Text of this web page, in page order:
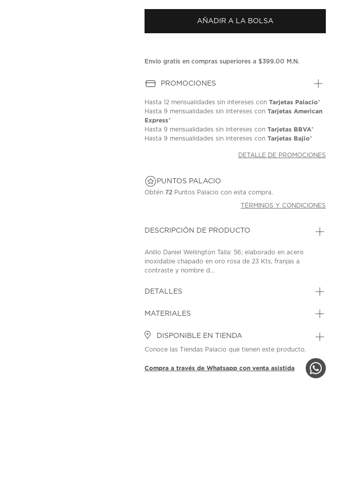
puntuación.
en
la
AÑADIR A LA BOLSA
Envío gratis en compras superiores a $399.00 M.N.
PROMOCIONES
Hasta12 mensualidades sin intereses conTarjetas Palacio*
Hasta9 mensualidades sin intereses conTarjetas American
Express*
Hasta9 mensualidades sin intereses conTarjetas BBVA*
Hasta9 mensualidades sin intereses conTarjetas Bajio*
DETALLE DE PROMOCIONES
PUNTOS PALACIO
Obtén72 Puntos Palacio con esta compra.
TÉRMINOS Y CONDICIONES
DESCRIPCIÓN DE PRODUCTO
Anillo Daniel Wellington Talla: 56; elaborado en acero
inoxidable chapado en oro rosa de 23 Kts, franjas a
contraste y nombre d...
DETALLES
MATERIALES
DISPONIBLE EN TIENDA
Conoce las Tiendas Palacio que tienen este producto.
Compra a través de Whatsapp con venta asistida